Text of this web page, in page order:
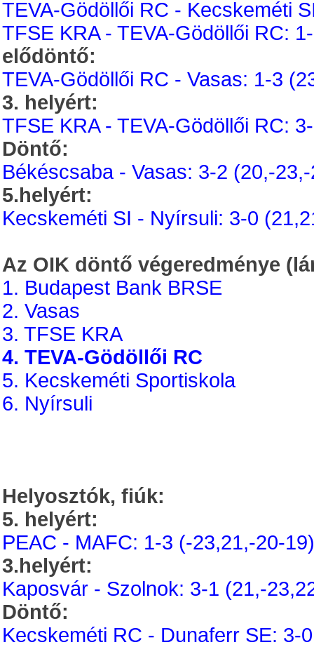
TEVA-Gödöllői RC - Kecskeméti
TFSE KRA - TEVA-Gödöllői RC:
elődöntő:
TEVA-Gödöllői RC - Vasas: 1-3
3. helyért:
TFSE KRA - TEVA-Gödöllői RC:
Döntő:
Békéscsaba - Vasas: 3-2 (20,-
5.helyért:
Kecskeméti SI - Nyírsuli: 3-0
Az OIK döntő végeredménye
1. Budapest Bank BRSE
2. Vasas
3. TFSE KRA
4. TEVA-Gödöllői RC
5. Kecskeméti Sportiskola
6. Nyírsuli
Helyosztók, fiúk:
5. helyért:
PEAC - MAFC: 1-3 (-23,21,-20-19)
3.helyért:
Kaposvár - Szolnok: 3-1 (21,-
Döntő:
Kecskeméti RC - Dunaferr SE: 3-